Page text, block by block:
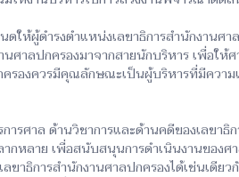
ผู้ดำรงตำแหน่งเลขาธิการสำนักงานศา
นศาลปกครองมาจากสายนักบริหาร เพื่อ
รองควรมีคุณลักษณะเป็นผู้บริหารที่มีควา
ศาล ด้านวิชาการและด้านคดีของเลขาธิ
กหลาย เพื่อสนับสนุนการดำเนินงานขอ
ขาธิการสำนักงานศาลปกครองได้เช่นเ